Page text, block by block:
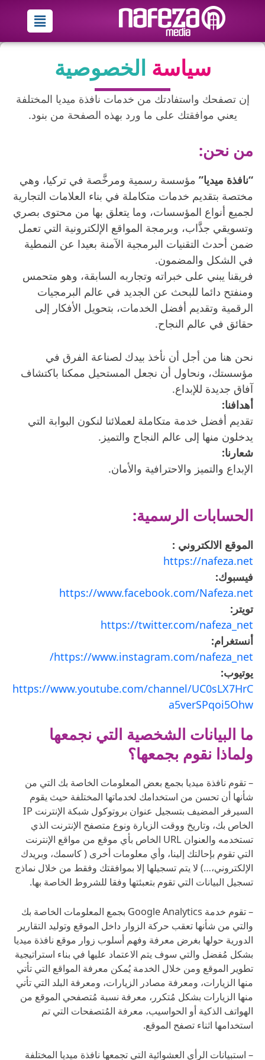
Menu
سياسة الخصوصية
إن تصفحك واستفادتك من خدمات نافذة ميديا المختلفة
يعني موافقتك على ما ورد بهذه الصفحة من بنود.
من نحن:
“نافذة ميديا” مؤسسة رسمية ومرخَّصة في تركيا، وهي
مختصة بتقديم خدمات متكاملة في بناء العلامات التجارية
لجميع أنواع المؤسسات، وما يتعلق بها من محتوى بصري
وتسويقي جذَّاب، وبرمجة المواقع الإلكترونية التي تعمل
ضمن أحدث التقنيات البرمجية الآمنة بعيدا عن النمطية
في الشكل والمضمون.
فريقنا يبني على خبراته وتجاربه السابقة، وهو متحمس
ومنفتح دائما للبحث عن الجديد في عالم البرمجيات
الرقمية وتقديم أفضل الخدمات، بتحويل الأفكار إلى
حقائق في عالم النجاح.
نحن هنا من أجل أن نأخذ بيدك لصناعة الفرق في
مؤسستك، ونحاول أن نجعل المستحيل ممكنا باكتشاف
آفاق جديدة للإبداع.
أهدافنا:
تقديم أفضل خدمة متكاملة لعملائنا لنكون البوابة التي
يدخلون منها إلى عالم النجاح والتميز.
شعارنا:
الإبداع والتميز والاحترافية والأمان.
الحسابات الرسمية:
الموقع الالكتروني :
https://nafeza.net
فيسبوك:
https://www.facebook.com/Nafeza.net
تويتر:
https://twitter.com/nafeza_net
أنستغرام:
https://www.instagram.com/nafeza_net/
يوتيوب:
https://www.youtube.com/channel/UC0sLX7HrC
a5verSPqoi5Ohw
ما البيانات الشخصية التي نجمعها
ولماذا نقوم بجمعها؟
– تقوم نافذة ميديا بجمع بعض المعلومات الخاصة بك التي من
شأنها أن تحسن من استخدامك لخدماتها المختلفة حيث يقوم
السيرفر المضيف بتسجيل عنوان بروتوكول شبكة الإنترنت IP
الخاص بك، وتاريخ ووقت الزيارة ونوع متصفح الإنترنت الذي
تستخدمه والعنوان URL الخاص بأي موقع من مواقع الإنترنت
التي تقوم بإحالتك إلينا، وأي معلومات أخرى ( كاسمك، وبريدك
الإلكتروني،…) لا يتم تسجيلها إلا بموافقتك وفقط من خلال نماذج
تسجيل البيانات التي تقوم بتعبئتها وفقا للشروط الخاصة بها.
– تقوم خدمة Google Analytics بجمع المعلومات الخاصة بك
والتي من شأنها تعقب حركة الزوار داخل الموقع وتوليد التقارير
الدورية حولها بغرض معرفة وفهم أسلوب زوار موقع نافذة ميديا
بشكل مُفضل والتي سوف يتم الاعتماد عليها في بناء استراتيجية
تطوير الموقع ومن خلال الخدمة يُمكن معرفة المواقع التي تأتي
منها الزيارات، ومعرفة مصادر الزيارات، ومعرفة البلد التي تأتي
منها الزيارات بشكل مُتكرر، معرفة نسبة مُتصفحي الموقع من
الهواتف الذكية أو الحواسيب، معرفة المُتصفحات التي تم
استخدامها اثناء تصفح الموقع.
– استبيانات الرأي العشوائية التي تجمعها نافذة ميديا المختلفة